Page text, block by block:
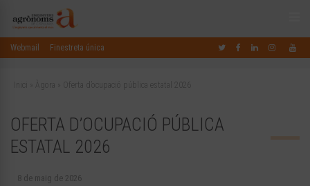
Webmail Finestreta única
Inici Àgora Oferta d’ocupació pública estatal 2026
OFERTA D’OCUPACIÓ PÚBLICA
ESTATAL 2026
8 de maig de 2026